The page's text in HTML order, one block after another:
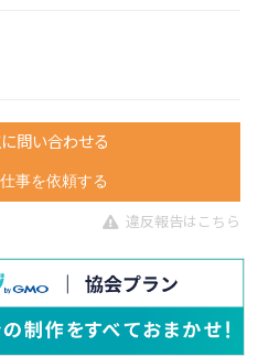
問い合わせる
事を依頼する
違反報告はこちら